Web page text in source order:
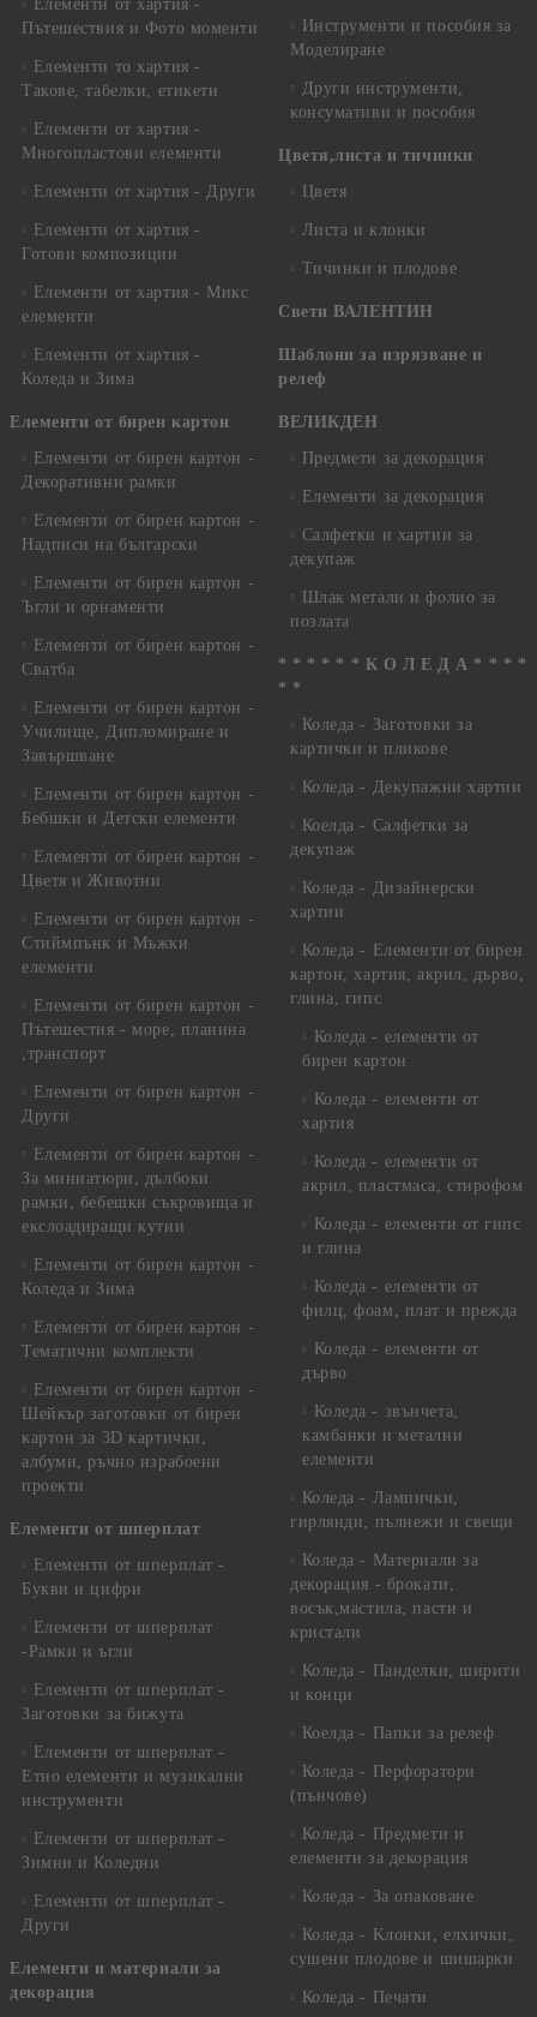
Елементи от хартия -
Пътешествия и Фото моменти
Елементи то хартия -
Такове, табелки, етикети
Елементи от хартия -
Многопластови елементи
Елементи от хартия - Други
Елементи от хартия -
Готови композиции
Елементи от хартия - Микс
елементи
Елементи от хартия -
Коледа и Зима
Елементи от бирен картон
Елементи от бирен картон -
Декоративни рамки
Елементи от бирен картон -
Надписи на български
Елементи от бирен картон -
Ъгли и орнаменти
Елементи от бирен картон -
Сватба
Елементи от бирен картон -
Училище, Дипломиране и
Завършване
Елементи от бирен картон -
Бебшки и Детски елементи
Елементи от бирен картон -
Цветя и Животни
Елементи от бирен картон -
Стиймпънк и Мъжки
елементи
Елементи от бирен картон -
Пътешестия - море, планина
,транспорт
Елементи от бирен картон -
Други
Елементи от бирен картон -
За миниатюри, дълбоки
рамки, бебешки съкровища и
екслоадиращи кутии
Елементи от бирен картон -
Коледа и Зима
Елементи от бирен картон -
Тематични комплекти
Елементи от бирен картон -
Шейкър заготовки от бирен
картон за 3D картички,
албуми, ръчно израбоени
проекти
Елементи от шперплат
Елементи от шперплат -
Букви и цифри
Елементи от шперплат
-Рамки и ъгли
Елементи от шперплат -
Заготовки за бижута
Елементи от шперплат -
Етно елементи и музикални
инструменти
Елементи от шперплат -
Зимни и Коледни
Елементи от шперплат -
Други
Елементи и материали за
декорация
Инструменти и пособия за
Моделиране
Други инструменти,
консумативи и пособия
Цветя,листа и тичинки
Цветя
Листа и клонки
Тичинки и плодове
Свети ВАЛЕНТИН
Шаблони за изрязване и
релеф
ВЕЛИКДЕН
Предмети за декорация
Елементи за декорация
Салфетки и хартии за
декупаж
Шлак метали и фолио за
позлата
* * * * * * К О Л Е Д А * * * *
* *
Коледа - Заготовки за
картички и пликове
Коледа - Декупажни хартии
Коелда - Салфетки за
декупаж
Коледа - Дизайнерски
хартии
Коледа - Eлементи от бирен
картон, хартия, акрил, дърво,
глина, гипс
Коледа - елементи от
бирен картон
Коледа - елементи от
хартия
Коледа - елементи от
акрил, пластмаса, стирофом
Коледа - елементи от гипс
и глина
Коледа - елементи от
филц, фоам, плат и прежда
Коледа - елементи от
дърво
Коледа - звънчета,
камбанки и метални
елементи
Коледа - Лампички,
гирлянди, пълнежи и свещи
Коледа - Материали за
декорация - брокати,
восък,мастила, пасти и
кристали
Коледа - Панделки, ширити
и конци
Коелда - Папки за релеф
Коледа - Перфоратори
(пънчове)
Коледа - Предмети и
елементи за декорация
Коледа - За опаковане
Коледа - Kлонки, елхички,
сушени плодове и шишарки
Коледа - Печати